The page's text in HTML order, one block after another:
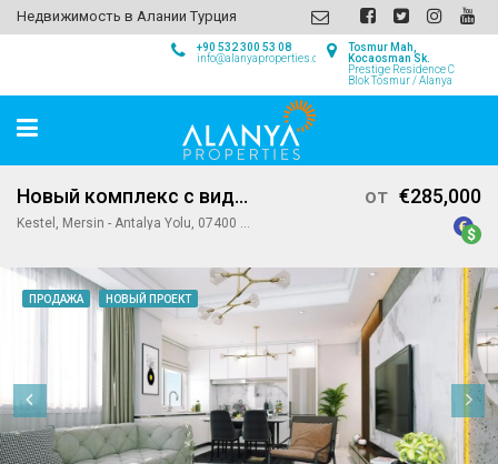
Недвижимость в Алании Турция
Tosmur Mah,
Kocaosman Sk.
Prestige Residence C
Blok Tosmur / Alanya
+90 532 300 53 08
info@alanyaproperties.com
Новый комплекс с видом на море в Кестеле, Аланья
Kestel, Mersin - Antalya Yolu, 07400 Alanya/Antalya, Turkey
от €285,000
ПРОДАЖА НОВЫЙ ПРОЕКТ